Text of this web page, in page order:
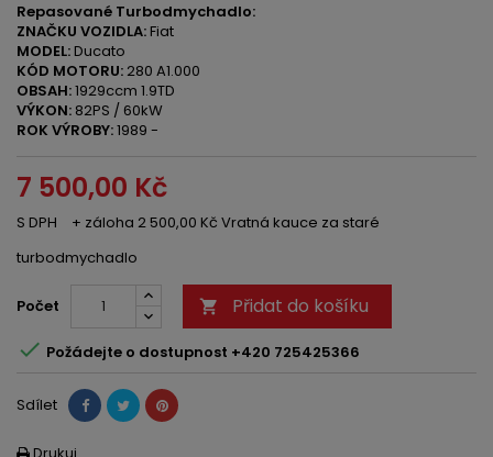
Repasované Turbodmychadlo:
ZNAČKU VOZIDLA:Fiat
MODEL:Ducato
KÓD MOTORU: 280 A1.000
OBSAH:1929ccm 1.9TD
VÝKON: 82PS / 60kW
ROK VÝROBY:1989 -
7 500,00 Kč
S DPH
+ záloha 2 500,00 Kč Vratná kauce za staré
turbodmychadlo
Počet  Přidat do košíku
 Požádejte o dostupnost +420 725425366
Sdílet
